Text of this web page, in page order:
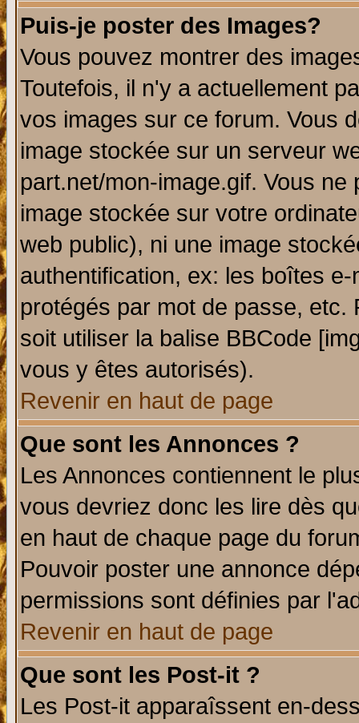
Puis-je poster des Images?
Vous pouvez montrer des
Toutefois, il n'y a actuellement
vos images sur ce forum. Vous
image stockée sur un serveur
part.net/mon-image.gif. Vous
image stockée sur votre
web public), ni une image
authentification, ex: les boîtes
protégés par mot de passe,
soit utiliser la balise BBCode
vous y êtes autorisés).
Revenir en haut de page
Que sont les Annonces ?
Les Annonces contiennent le
vous devriez donc les lire dès
en haut de chaque page du
Pouvoir poster une annonce
permissions sont définies par
Revenir en haut de page
Que sont les Post-it ?
Les Post-it apparaîssent en-